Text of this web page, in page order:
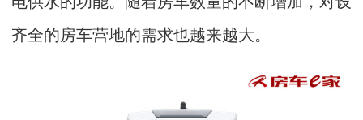
齐全的房车营地的需求也越来越大。